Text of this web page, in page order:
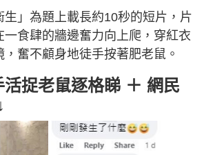
生」為題上載長約10秒的短片，片
一食肆的牆邊奮力向上爬，穿紅衣
奮不顧身地徒手按著肥老鼠。
捉老鼠逐格睇 ＋ 網民